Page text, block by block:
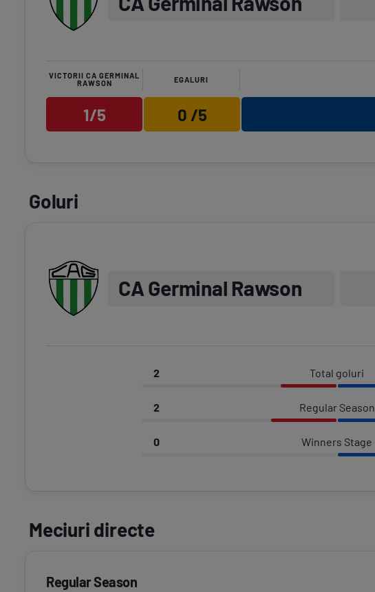
VICTORII CA GERMINAL
RAWSON
EGALURI
1/5 0 /5
Goluri
CA Germinal Rawson
2 Total goluri
2 Regular Season
0 Winners Stage
Meciuri directe
Regular Season